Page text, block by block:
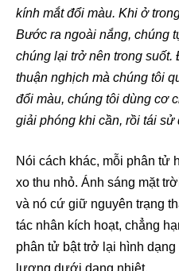
kính mắt đổi màu. Khi ở
Bước ra ngoài nắng, chúng
chúng lại trở nên trong
thuận nghịch mà chúng tôi
đổi màu, chúng tôi dùng cơ
giải phóng khi cần, rồi tái
Nói cách khác, mỗi phân tử
xo thu nhỏ. Ánh sáng mặt
và nó cứ giữ nguyên trạng
tác nhân kích hoạt, chẳng
phân tử bật trở lại hình